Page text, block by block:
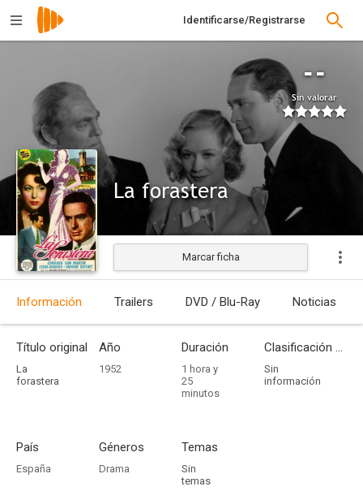
Identificarse/Registrarse
--
Sin valorar
La forastera
Marcar ficha
Información Trailers DVD / Blu-Ray Noticias
Título original
La
forastera
Año
1952
Duración
1 hora y
25
minutos
Clasificación por edades
Sin
información
País
España
Géneros
Drama
Temas
Sin
temas